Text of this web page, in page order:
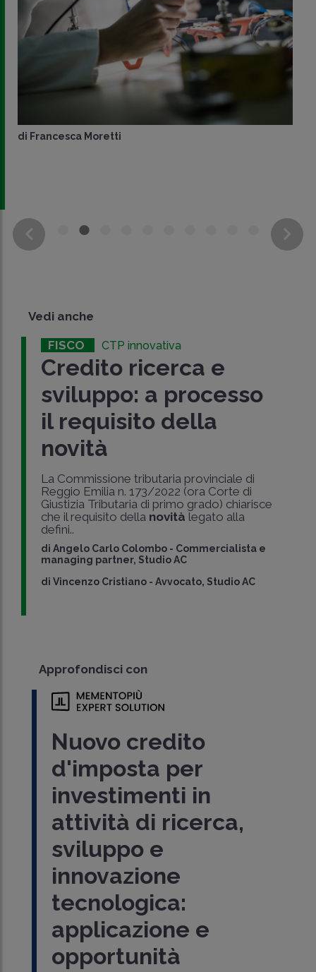
di Francesca Moretti
Vedi anche
FISCO CTP innovativa
Credito ricerca e
sviluppo: a processo
il requisito della
novità
La Commissione tributaria provinciale di
Reggio Emilia n. 173/2022 (ora Corte di
Giustizia Tributaria di primo grado) chiarisce
che il requisito della novità legato alla
defini..
diAngelo Carlo Colombo - Commercialista e
managing partner, Studio AC
diVincenzo Cristiano -Avvocato, Studio AC
Approfondisci con
Nuovo credito
d'imposta per
investimenti in
attività di ricerca,
sviluppo e
innovazione
tecnologica:
applicazione e
opportunità